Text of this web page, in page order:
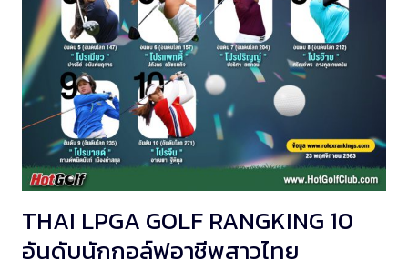
THAI LPGA GOLF RANGKING 10
อันดับนักกอล์ฟอาชีพสาวไทย